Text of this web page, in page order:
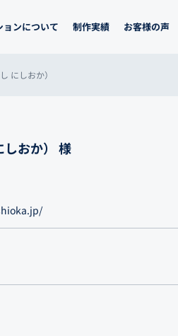
ョンについて 制作実績 お客様の声
にしおか）
しおか） 様